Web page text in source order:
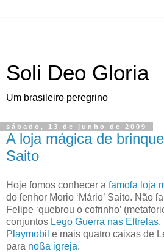
Soli Deo Gloria
Um brasileiro peregrino
sábado, 13 de junho de 2009
A loja mágica de
Saito
Hoje fomos conhecer a famoſa loja
do ſenhor Morio ‘Mário’ Saito. Não
Felipe ‘quebrou o cofrinho’
conjuntos Lego Guerra nas Eſtrelas,
Playmobil e mais quatro caixas de
para noßa igreja.